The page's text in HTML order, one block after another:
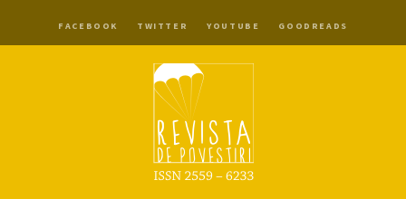
FACEBOOK TWITTER YOUTUBE GOODREADS